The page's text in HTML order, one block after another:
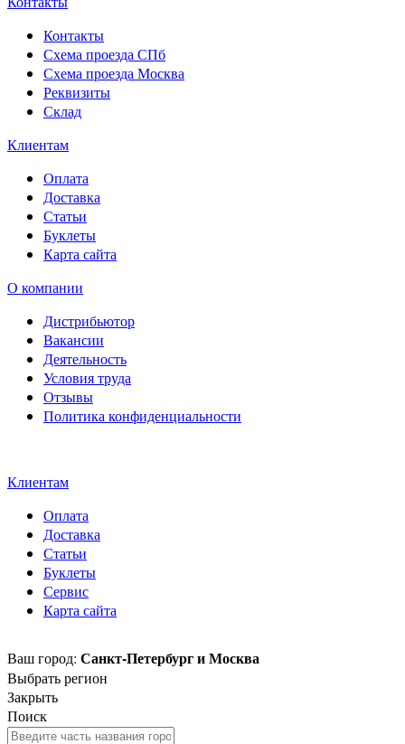
Контакты
Схема проезда СПб
Схема проезда Москва
Реквизиты
Склад
Клиентам
Оплата
Доставка
Статьи
Буклеты
Карта сайта
О компании
Дистрибьютор
Вакансии
Деятельность
Условия труда
Отзывы
Политика конфиденциальности
Клиентам
Оплата
Доставка
Статьи
Буклеты
Сервис
Карта сайта
Ваш город: Санкт-Петербург и Москва
Выбрать регион
Закрыть
Поиск